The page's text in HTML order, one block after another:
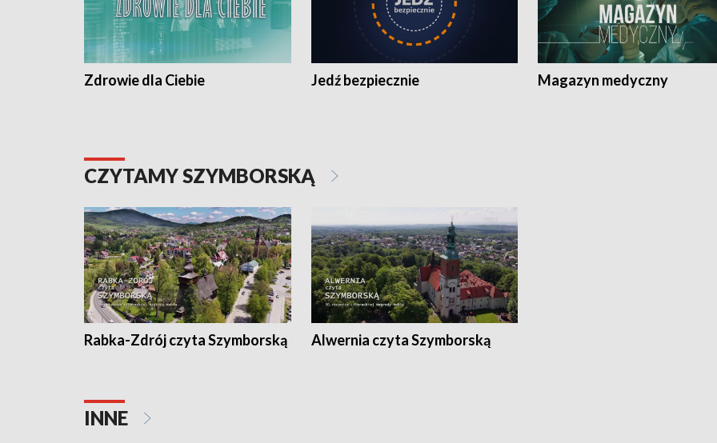
Zdrowie dla Ciebie Jedź bezpiecznie Magazyn medyczny
CZYTAMY SZYMBORSKĄ
Rabka-Zdrój czyta Szymborską Alwernia czyta Szymborską
INNE